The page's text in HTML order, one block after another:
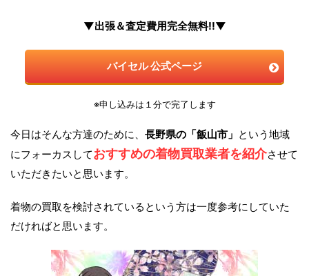
▼出張＆査定費用完全無料!!▼
バイセル 公式ページ
※申し込みは１分で完了します
今日はそんな方達のために、 長野県の「飯山市」 という地域
にフォーカスしておすすめの着物買取業者を紹介させて
いただきたいと思います。
着物の買取を検討されているという方は一度参考にしていた
だければと思います。